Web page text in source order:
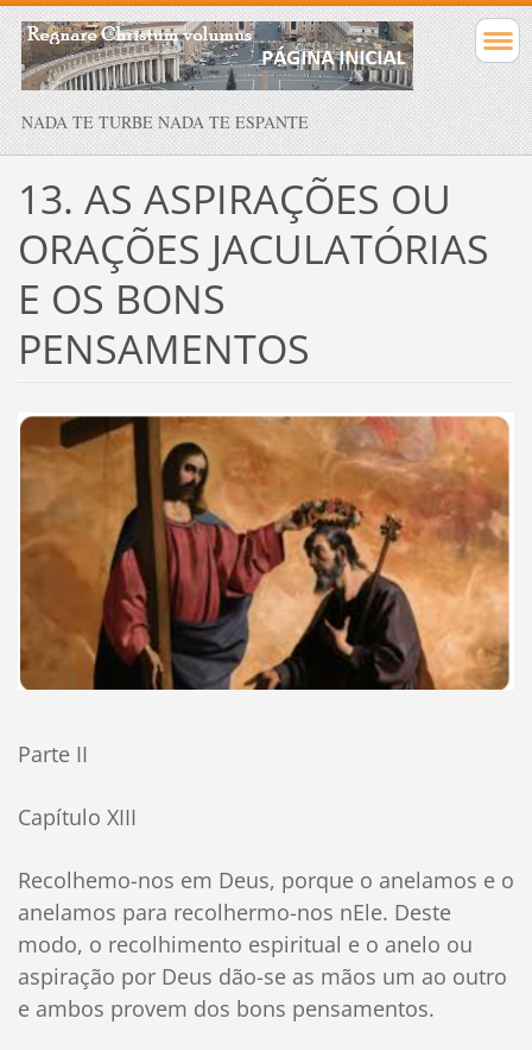
NADA TE TURBE NADA TE ESPANTE
13. AS ASPIRAÇÕES OU
ORAÇÕES JACULATÓRIAS
E OS BONS
PENSAMENTOS
Parte II
Capítulo XIII
Recolhemo-nos em Deus, porque o anelamos e o
anelamos para recolhermo-nos nEle. Deste
modo, o recolhimento espiritual e o anelo ou
aspiração por Deus dão-se as mãos um ao outro
e ambos provem dos bons pensamentos.